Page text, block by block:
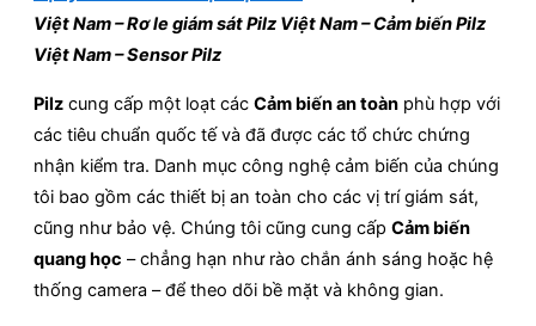
Việt Nam – Rơ le giám sát Pilz Việt Nam – Cảm biến Pilz
Việt Nam – Sensor Pilz
Pilz cung cấp một loạt các Cảm biến an toàn phù hợp với
các tiêu chuẩn quốc tế và đã được các tổ chức chứng
nhận kiểm tra. Danh mục công nghệ cảm biến của chúng
tôi bao gồm các thiết bị an toàn cho các vị trí giám sát,
cũng như bảo vệ. Chúng tôi cũng cung cấp Cảm biến
quang học – chẳng hạn như rào chắn ánh sáng hoặc hệ
thống camera – để theo dõi bề mặt và không gian.